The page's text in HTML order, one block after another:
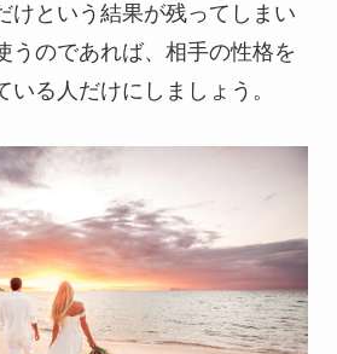
けという結果が残ってしまい
うのであれば、相手の性格を
いる人だけにしましょう。